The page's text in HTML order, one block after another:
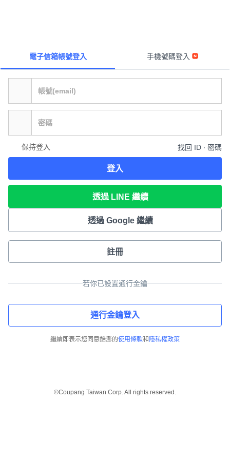
電子信箱帳號登入 手機號碼登入
保持登入 找回 ID ∙ 密碼
登入
透過 LINE 繼續
透過 Google 繼續
註冊
若你已設置通行金鑰
通行金鑰登入
繼續即表示您同意酷澎的使用條款和 隱私權政策
©Coupang Taiwan Corp. All rights reserved.